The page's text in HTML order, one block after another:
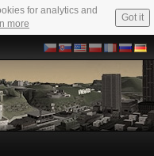
for analytics and
more
Got it